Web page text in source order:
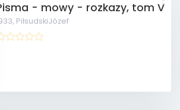
- mowy - rozkazy, tom V
PiłsudskiJózef